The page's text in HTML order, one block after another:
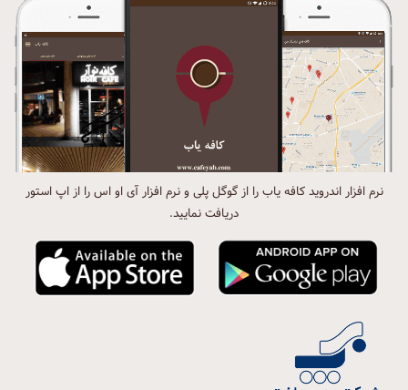
نرم افزار اندروید کافه یاب را از گوگل پلی و نرم افزار آی او اس را از اپ استور
دریافت نمایید.